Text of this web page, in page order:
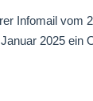
Infomail vom
2025 ein